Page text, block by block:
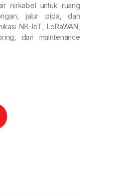
nirkabel untuk ruang
jalur pipa, dan
NB-IoT, LoRaWAN,
dan maintenance